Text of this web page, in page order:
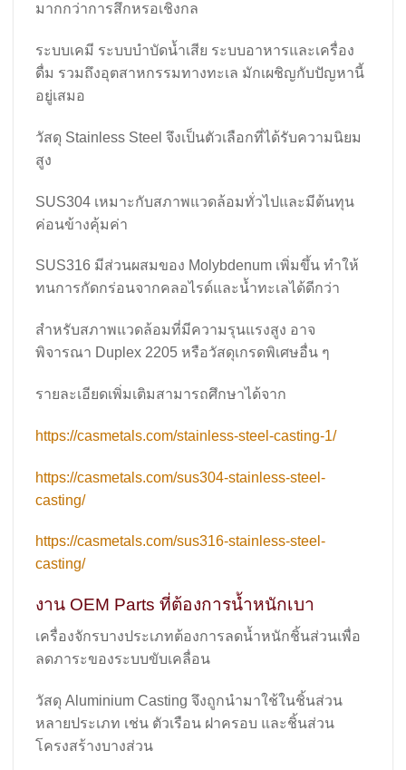
มากกว่าการสึกหรอเชิงกล
ระบบเคมี ระบบบำบัดน้ำเสีย ระบบอาหารและเครื่อง
ดื่ม รวมถึงอุตสาหกรรมทางทะเล มักเผชิญกับปัญหานี้
อยู่เสมอ
วัสดุ Stainless Steel จึงเป็นตัวเลือกที่ได้รับความนิยม
สูง
SUS304 เหมาะกับสภาพแวดล้อมทั่วไปและมีต้นทุน
ค่อนข้างคุ้มค่า
SUS316 มีส่วนผสมของ Molybdenum เพิ่มขึ้น ทำให้
ทนการกัดกร่อนจากคลอไรด์และน้ำทะเลได้ดีกว่า
สำหรับสภาพแวดล้อมที่มีความรุนแรงสูง อาจ
พิจารณา Duplex 2205 หรือวัสดุเกรดพิเศษอื่น ๆ
รายละเอียดเพิ่มเติมสามารถศึกษาได้จาก
https://casmetals.com/stainless-steel-casting-1/
https://casmetals.com/sus304-stainless-steel-
casting/
https://casmetals.com/sus316-stainless-steel-
casting/
งาน OEM Parts ที่ต้องการน้ำหนักเบา
เครื่องจักรบางประเภทต้องการลดน้ำหนักชิ้นส่วนเพื่อ
ลดภาระของระบบขับเคลื่อน
วัสดุ Aluminium Casting จึงถูกนำมาใช้ในชิ้นส่วน
หลายประเภท เช่น ตัวเรือน ฝาครอบ และชิ้นส่วน
โครงสร้างบางส่วน